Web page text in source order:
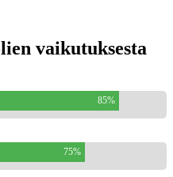
vaikutuksesta
85%
75%